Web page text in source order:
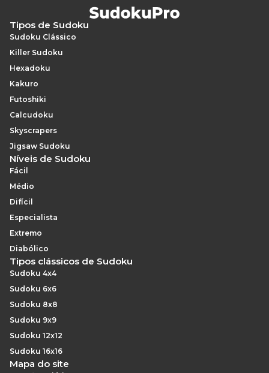
Tipos de Sudoku
Sudoku Clássico
Killer Sudoku
Hexadoku
Kakuro
Futoshiki
Calcudoku
Skyscrapers
Jigsaw Sudoku
Níveis de Sudoku
Fácil
Médio
Difícil
Especialista
Extremo
Diabólico
Tipos clássicos de Sudoku
Sudoku 4x4
Sudoku 6x6
Sudoku 8x8
Sudoku 9x9
Sudoku 12x12
Sudoku 16x16
Mapa do site